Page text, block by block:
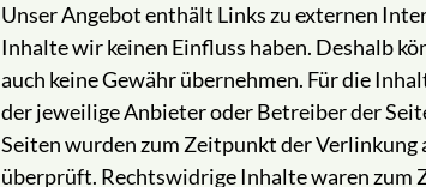
Unser Angebot enthält Links zu externen
Inhalte wir keinen Einfluss haben. Deshalb
auch keine Gewähr übernehmen. Für die
der jeweilige Anbieter oder Betreiber der
Seiten wurden zum Zeitpunkt der
überprüft. Rechtswidrige Inhalte waren zum